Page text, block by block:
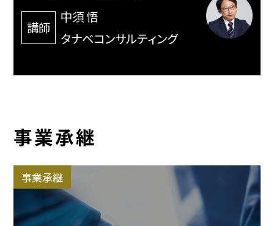
講師
中須 悟
タナベコンサルティング
事業承継
事業承継